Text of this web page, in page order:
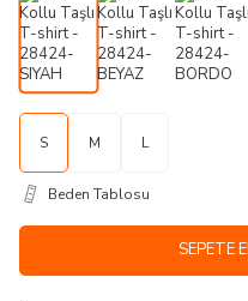
S M L
Beden Tablosu
SEPETE